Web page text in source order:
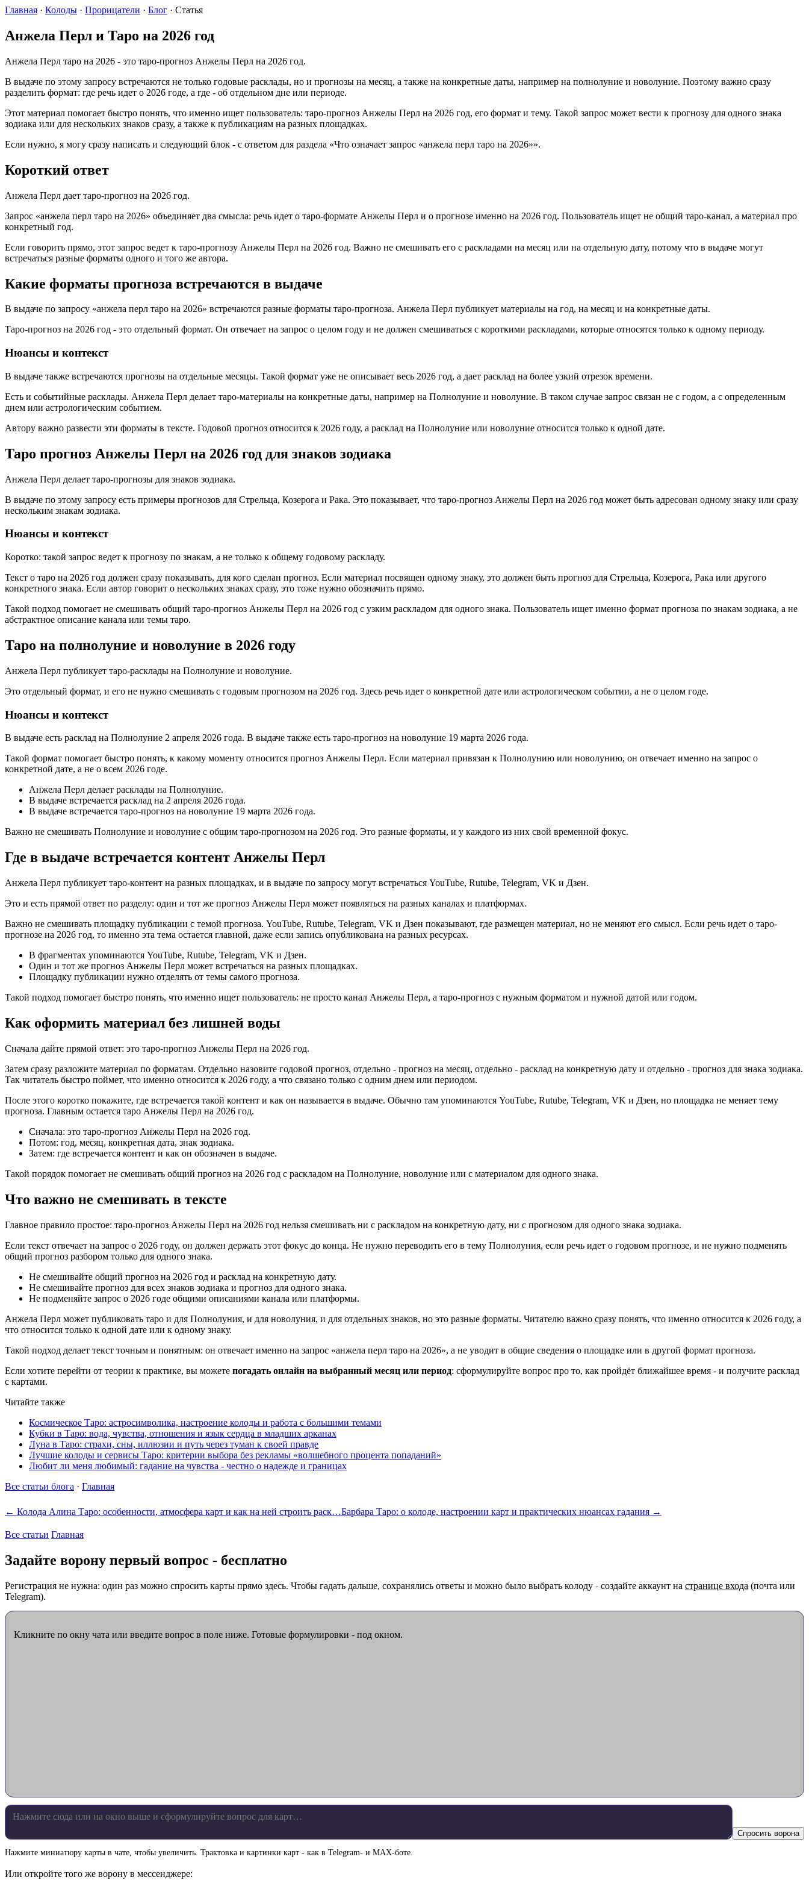
Главная · Колоды · Прорицатели · Блог · Статья
Анжела Перл и Таро на 2026 год
Анжела Перл таро на 2026 - это таро-прогноз Анжелы Перл на 2026 год.
В выдаче по этому запросу встречаются не только годовые расклады, но и прогнозы на месяц, а также на конкретные даты, например на полнолуние и новолуние. Поэтому важно сразу
разделить формат: где речь идет о 2026 годе, а где - об отдельном дне или периоде.
Этот материал помогает быстро понять, что именно ищет пользователь: таро-прогноз Анжелы Перл на 2026 год, его формат и тему. Такой запрос может вести к прогнозу для одного знака
зодиака или для нескольких знаков сразу, а также к публикациям на разных площадках.
Если нужно, я могу сразу написать и следующий блок - с ответом для раздела «Что означает запрос «анжела перл таро на 2026»».
Короткий ответ
Анжела Перл дает таро-прогноз на 2026 год.
Запрос «анжела перл таро на 2026» объединяет два смысла: речь идет о таро-формате Анжелы Перл и о прогнозе именно на 2026 год. Пользователь ищет не общий таро-канал, а материал про
конкретный год.
Если говорить прямо, этот запрос ведет к таро-прогнозу Анжелы Перл на 2026 год. Важно не смешивать его с раскладами на месяц или на отдельную дату, потому что в выдаче могут
встречаться разные форматы одного и того же автора.
Какие форматы прогноза встречаются в выдаче
В выдаче по запросу «анжела перл таро на 2026» встречаются разные форматы таро-прогноза. Анжела Перл публикует материалы на год, на месяц и на конкретные даты.
Таро-прогноз на 2026 год - это отдельный формат. Он отвечает на запрос о целом году и не должен смешиваться с короткими раскладами, которые относятся только к одному периоду.
Нюансы и контекст
В выдаче также встречаются прогнозы на отдельные месяцы. Такой формат уже не описывает весь 2026 год, а дает расклад на более узкий отрезок времени.
Есть и событийные расклады. Анжела Перл делает таро-материалы на конкретные даты, например на Полнолуние и новолуние. В таком случае запрос связан не с годом, а с определенным
днем или астрологическим событием.
Автору важно развести эти форматы в тексте. Годовой прогноз относится к 2026 году, а расклад на Полнолуние или новолуние относится только к одной дате.
Таро прогноз Анжелы Перл на 2026 год для знаков зодиака
Анжела Перл делает таро-прогнозы для знаков зодиака.
В выдаче по этому запросу есть примеры прогнозов для Стрельца, Козерога и Рака. Это показывает, что таро-прогноз Анжелы Перл на 2026 год может быть адресован одному знаку или сразу
нескольким знакам зодиака.
Нюансы и контекст
Коротко: такой запрос ведет к прогнозу по знакам, а не только к общему годовому раскладу.
Текст о таро на 2026 год должен сразу показывать, для кого сделан прогноз. Если материал посвящен одному знаку, это должен быть прогноз для Стрельца, Козерога, Рака или другого
конкретного знака. Если автор говорит о нескольких знаках сразу, это тоже нужно обозначить прямо.
Такой подход помогает не смешивать общий таро-прогноз Анжелы Перл на 2026 год с узким раскладом для одного знака. Пользователь ищет именно формат прогноза по знакам зодиака, а не
абстрактное описание канала или темы таро.
Таро на полнолуние и новолуние в 2026 году
Анжела Перл публикует таро-расклады на Полнолуние и новолуние.
Это отдельный формат, и его не нужно смешивать с годовым прогнозом на 2026 год. Здесь речь идет о конкретной дате или астрологическом событии, а не о целом годе.
Нюансы и контекст
В выдаче есть расклад на Полнолуние 2 апреля 2026 года. В выдаче также есть таро-прогноз на новолуние 19 марта 2026 года.
Такой формат помогает быстро понять, к какому моменту относится прогноз Анжелы Перл. Если материал привязан к Полнолунию или новолунию, он отвечает именно на запрос о
конкретной дате, а не о всем 2026 годе.
Анжела Перл делает расклады на Полнолуние.
В выдаче встречается расклад на 2 апреля 2026 года.
В выдаче встречается таро-прогноз на новолуние 19 марта 2026 года.
Важно не смешивать Полнолуние и новолуние с общим таро-прогнозом на 2026 год. Это разные форматы, и у каждого из них свой временной фокус.
Где в выдаче встречается контент Анжелы Перл
Анжела Перл публикует таро-контент на разных площадках, и в выдаче по запросу могут встречаться YouTube, Rutube, Telegram, VK и Дзен.
Это и есть прямой ответ по разделу: один и тот же прогноз Анжелы Перл может появляться на разных каналах и платформах.
Важно не смешивать площадку публикации с темой прогноза. YouTube, Rutube, Telegram, VK и Дзен показывают, где размещен материал, но не меняют его смысл. Если речь идет о таро-
прогнозе на 2026 год, то именно эта тема остается главной, даже если запись опубликована на разных ресурсах.
В фрагментах упоминаются YouTube, Rutube, Telegram, VK и Дзен.
Один и тот же прогноз Анжелы Перл может встречаться на разных площадках.
Площадку публикации нужно отделять от темы самого прогноза.
Такой подход помогает быстро понять, что именно ищет пользователь: не просто канал Анжелы Перл, а таро-прогноз с нужным форматом и нужной датой или годом.
Как оформить материал без лишней воды
Сначала дайте прямой ответ: это таро-прогноз Анжелы Перл на 2026 год.
Затем сразу разложите материал по форматам. Отдельно назовите годовой прогноз, отдельно - прогноз на месяц, отдельно - расклад на конкретную дату и отдельно - прогноз для знака зодиака.
Так читатель быстро поймет, что именно относится к 2026 году, а что связано только с одним днем или периодом.
После этого коротко покажите, где встречается такой контент и как он называется в выдаче. Обычно там упоминаются YouTube, Rutube, Telegram, VK и Дзен, но площадка не меняет тему
прогноза. Главным остается таро Анжелы Перл на 2026 год.
Сначала: это таро-прогноз Анжелы Перл на 2026 год.
Потом: год, месяц, конкретная дата, знак зодиака.
Затем: где встречается контент и как он обозначен в выдаче.
Такой порядок помогает не смешивать общий прогноз на 2026 год с раскладом на Полнолуние, новолуние или с материалом для одного знака.
Что важно не смешивать в тексте
Главное правило простое: таро-прогноз Анжелы Перл на 2026 год нельзя смешивать ни с раскладом на конкретную дату, ни с прогнозом для одного знака зодиака.
Если текст отвечает на запрос о 2026 году, он должен держать этот фокус до конца. Не нужно переводить его в тему Полнолуния, если речь идет о годовом прогнозе, и не нужно подменять
общий прогноз разбором только для одного знака.
Не смешивайте общий прогноз на 2026 год и расклад на конкретную дату.
Не смешивайте прогноз для всех знаков зодиака и прогноз для одного знака.
Не подменяйте запрос о 2026 годе общими описаниями канала или платформы.
Анжела Перл может публиковать таро и для Полнолуния, и для новолуния, и для отдельных знаков, но это разные форматы. Читателю важно сразу понять, что именно относится к 2026 году, а
что относится только к одной дате или к одному знаку.
Такой подход делает текст точным и понятным: он отвечает именно на запрос «анжела перл таро на 2026», а не уводит в общие сведения о площадке или в другой формат прогноза.
Если хотите перейти от теории к практике, вы можете погадать онлайн на выбранный месяц или период: сформулируйте вопрос про то, как пройдёт ближайшее время - и получите расклад
с картами.
Читайте также
Космическое Таро: астросимволика, настроение колоды и работа с большими темами
Кубки в Таро: вода, чувства, отношения и язык сердца в младших арканах
Луна в Таро: страхи, сны, иллюзии и путь через туман к своей правде
Лучшие колоды и сервисы Таро: критерии выбора без рекламы «волшебного процента попаданий»
Любит ли меня любимый: гадание на чувства - честно о надежде и границах
Все статьи блога · Главная
← Колода Алина Таро: особенности, атмосфера карт и как на ней строить раск…Барбара Таро: о колоде, настроении карт и практических нюансах гадания →
Все статьи Главная
Задайте ворону первый вопрос - бесплатно
Регистрация не нужна: один раз можно спросить карты прямо здесь. Чтобы гадать дальше, сохранялись ответы и можно было выбрать колоду - создайте аккаунт на странице входа (почта или
Telegram).
Кликните по окну чата или введите вопрос в поле ниже. Готовые формулировки - под окном.
Спросить ворона
Нажмите миниатюру карты в чате, чтобы увеличить. Трактовка и картинки карт - как в Telegram- и MAX-боте.
Или откройте того же ворону в мессенджере: